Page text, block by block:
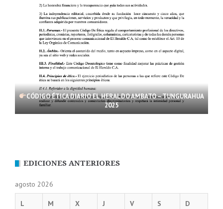
CÓDIGO ÉTICA DIARIO EL HERALDO AMBATO – TUNGURAHUA
2025
EDICIONES ANTERIORES
agosto 2026
L M X J V S D